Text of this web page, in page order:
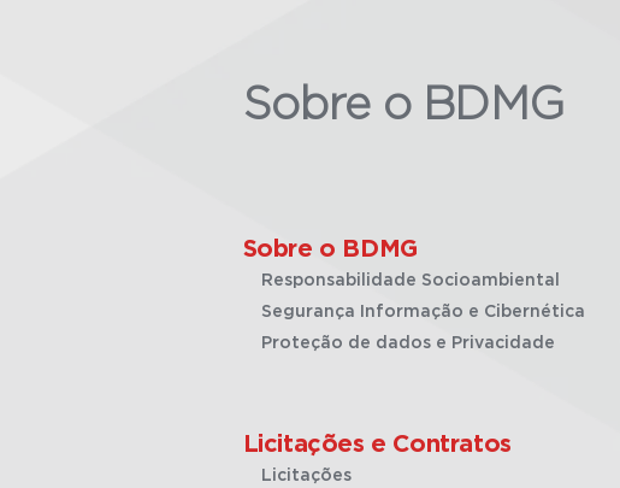
Sobre o BDMG
Sobre o BDMG
Responsabilidade Socioambiental
Segurança Informação e Cibernética
Proteção de dados e Privacidade
Licitações e Contratos
Licitações